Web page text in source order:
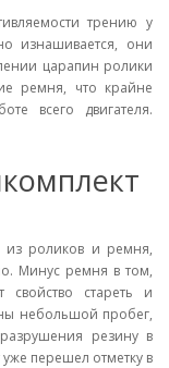
трению у
изнашивается, они
царапин ролики
ремня, что крайне
всего двигателя.
роликов и ремня,
Минус ремня в том,
стареть и
небольшой пробег,
резину в
перешел отметку в